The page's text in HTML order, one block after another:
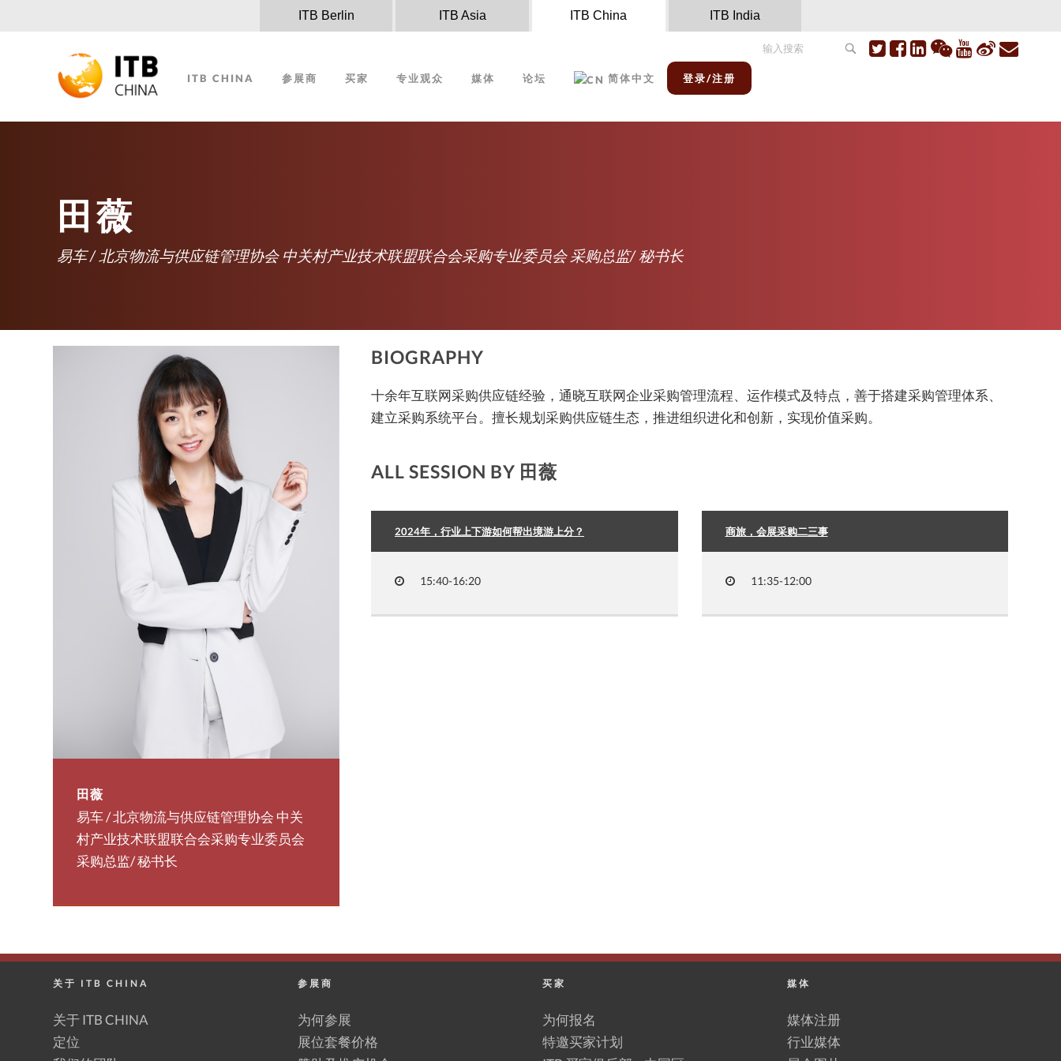
ITB Berlin ITB Asia ITB China ITB India
ITB CHINA 参展商 买家 专业观众 媒体 论坛 登录/注册
简体中文
田薇
易车 / 北京物流与供应链管理协会 中关村产业技术联盟联合会采购专业委员会 采购总监/ 秘书长
田薇
易车 / 北京物流与供应链管理协会 中关
村产业技术联盟联合会采购专业委员会
采购总监/ 秘书长
BIOGRAPHY
十余年互联网采购供应链经验，通晓互联网企业采购管理流程、运作模式及特点，善于搭建采购管理体系、
建立采购系统平台。擅长规划采购供应链生态，推进组织进化和创新，实现价值采购。
ALL SESSION BY 田薇
2024年，行业上下游如何帮出境游上分？
15:40-16:20
商旅，会展采购二三事
11:35-12:00
关于 ITB CHINA
关于 ITB CHINA
定位
参展商
为何参展
展位套餐价格
买家
为何报名
特邀买家计划
媒体
媒体注册
行业媒体